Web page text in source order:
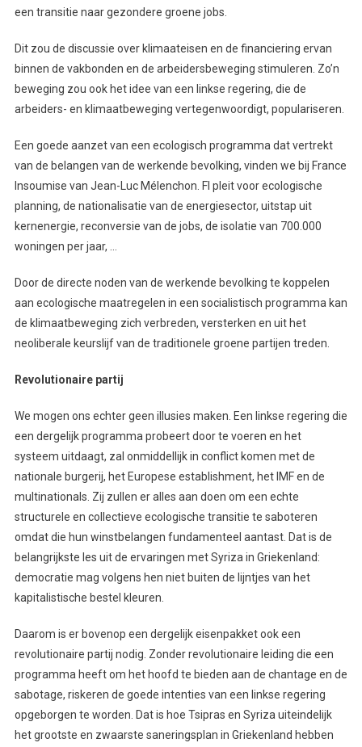
een transitie naar gezondere groene jobs.
Dit zou de discussie over klimaateisen en de financiering ervan
binnen de vakbonden en de arbeidersbeweging stimuleren. Zo’n
beweging zou ook het idee van een linkse regering, die de
arbeiders- en klimaatbeweging vertegenwoordigt, populariseren.
Een goede aanzet van een ecologisch programma dat vertrekt
van de belangen van de werkende bevolking, vinden we bij France
Insoumise van Jean-Luc Mélenchon. FI pleit voor ecologische
planning, de nationalisatie van de energiesector, uitstap uit
kernenergie, reconversie van de jobs, de isolatie van 700.000
woningen per jaar, …
Door de directe noden van de werkende bevolking te koppelen
aan ecologische maatregelen in een socialistisch programma kan
de klimaatbeweging zich verbreden, versterken en uit het
neoliberale keurslijf van de traditionele groene partijen treden.
Revolutionaire partij
We mogen ons echter geen illusies maken. Een linkse regering die
een dergelijk programma probeert door te voeren en het
systeem uitdaagt, zal onmiddellijk in conflict komen met de
nationale burgerij, het Europese establishment, het IMF en de
multinationals. Zij zullen er alles aan doen om een echte
structurele en collectieve ecologische transitie te saboteren
omdat die hun winstbelangen fundamenteel aantast. Dat is de
belangrijkste les uit de ervaringen met Syriza in Griekenland:
democratie mag volgens hen niet buiten de lijntjes van het
kapitalistische bestel kleuren.
Daarom is er bovenop een dergelijk eisenpakket ook een
revolutionaire partij nodig. Zonder revolutionaire leiding die een
programma heeft om het hoofd te bieden aan de chantage en de
sabotage, riskeren de goede intenties van een linkse regering
opgeborgen te worden. Dat is hoe Tsipras en Syriza uiteindelijk
het grootste en zwaarste saneringsplan in Griekenland hebben